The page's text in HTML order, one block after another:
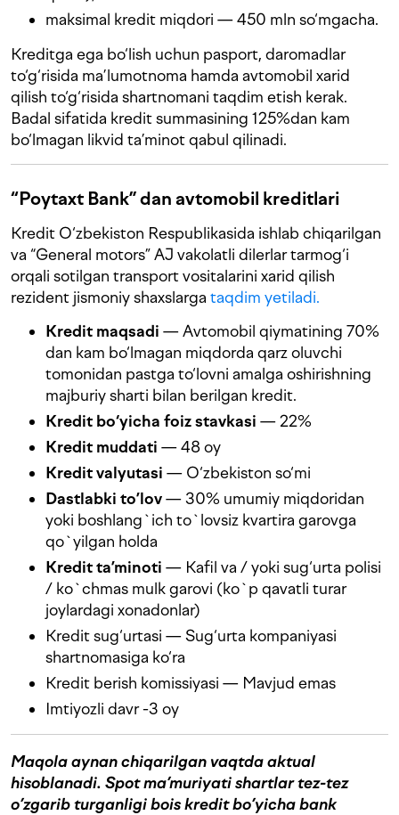
maksimal kredit miqdori — 450 mln so‘mgacha.
Kreditga ega bo‘lish uchun pasport, daromadlar
to‘g‘risida ma’lumotnoma hamda avtomobil xarid
qilish to‘g‘risida shartnomani taqdim etish kerak.
Badal sifatida kredit summasining 125%dan kam
bo‘lmagan likvid ta’minot qabul qilinadi.
“Poytaxt Bank” dan avtomobil kreditlari
Kredit O‘zbekiston Respublikasida ishlab chiqarilgan
va “General motors” AJ vakolatli dilerlar tarmog‘i
orqali sotilgan transport vositalarini xarid qilish
rezident jismoniy shaxslarga taqdim yetiladi.
Kredit maqsadi — Avtomobil qiymatining 70%
dan kam bo‘lmagan miqdorda qarz oluvchi
tomonidan pastga to‘lovni amalga oshirishning
majburiy sharti bilan berilgan kredit.
Kredit bo‘yicha foiz stavkasi — 22%
Kredit muddati — 48 oy
Kredit valyutasi — O‘zbekiston so‘mi
Dastlabki to’lov— 30% umumiy miqdoridan
yoki boshlang`ich to`lovsiz kvartira garovga
qo`yilgan holda
Kredit ta’minoti — Kafil va / yoki sug‘urta polisi
/ ko`chmas mulk garovi (ko`p qavatli turar
joylardagi xonadonlar)
Kredit sug‘urtasi — Sug‘urta kompaniyasi
shartnomasiga ko‘ra
Kredit berish komissiyasi — Mavjud emas
Imtiyozli davr -3 oy
Maqola aynan chiqarilgan vaqtda aktual
hisoblanadi. Spot ma’muriyati shartlar tez-tez
o’zgarib turganligi bois kredit bo’yicha bank